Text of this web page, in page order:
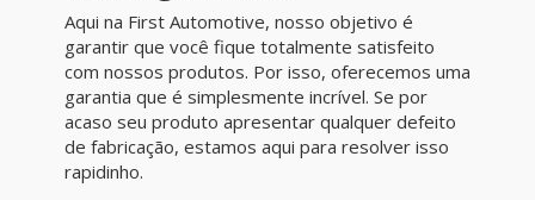
Aqui na First Automotive, nosso objetivo é
garantir que você fique totalmente satisfeito
com nossos produtos. Por isso, oferecemos uma
garantia que é simplesmente incrível. Se por
acaso seu produto apresentar qualquer defeito
de fabricação, estamos aqui para resolver isso
rapidinho.